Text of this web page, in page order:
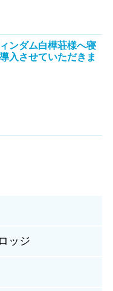
ンダム白樺荘様へ寝
入させていただきま
ッジ